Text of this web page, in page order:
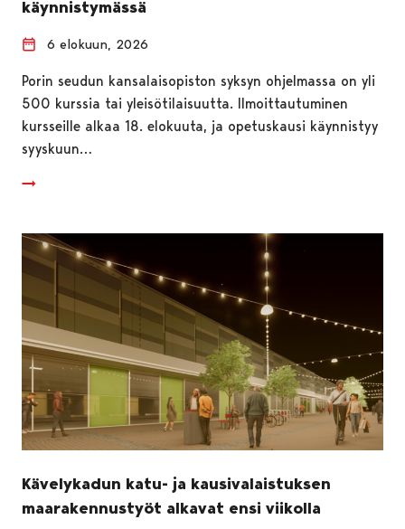
käynnistymässä
6 elokuun, 2026
Porin seudun kansalaisopiston syksyn ohjelmassa on yli
500 kurssia tai yleisötilaisuutta. Ilmoittautuminen
kursseille alkaa 18. elokuuta, ja opetuskausi käynnistyy
syyskuun…
Kävelykadun katu- ja kausivalaistuksen
maarakennustyöt alkavat ensi viikolla